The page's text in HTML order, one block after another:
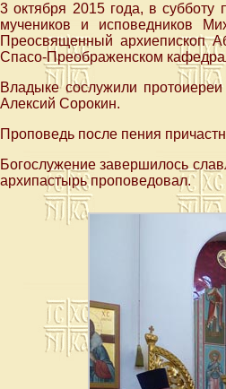
3 октября 2015 года, в
мучеников и исповедников
Преосвященный архиепископ
Спасо-Преображенском
Владыке сослужили
Алексий Сорокин.
Проповедь после пения
Богослужение завершилось
архипастырь проповедовал.